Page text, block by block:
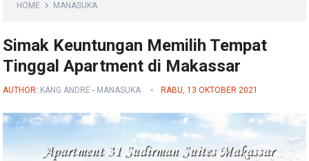
HOME MANASUKA
Simak Keuntungan Memilih Tempat
Tinggal Apartment di Makassar
AUTHOR: KANG ANDRE - MANASUKA RABU, 13 OKTOBER 2021